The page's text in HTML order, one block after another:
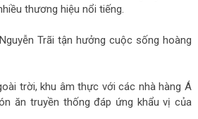
thương hiệu nổi tiếng.
Trãi tận hưởng cuộc sống hoàng
trời, khu âm thực với các nhà hàng Á
ăn truyền thống đáp ứng khẩu vị của